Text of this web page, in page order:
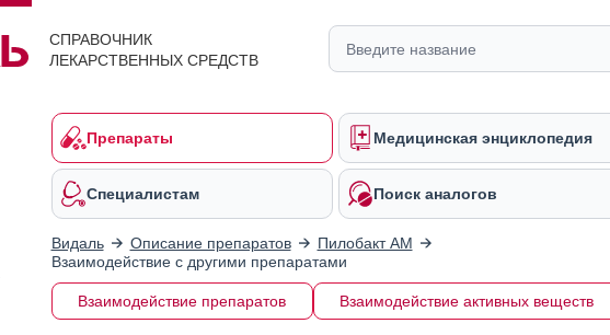
СПРАВОЧНИК
ЛЕКАРСТВЕННЫХ СРЕДСТВ
Препараты Медицинская энциклопедия
Специалистам Поиск аналогов
Видаль Описание препаратов
Пилобакт АМ
Взаимодействие с другими препаратами
Взаимодействие препаратов Взаимодействие активных веществ